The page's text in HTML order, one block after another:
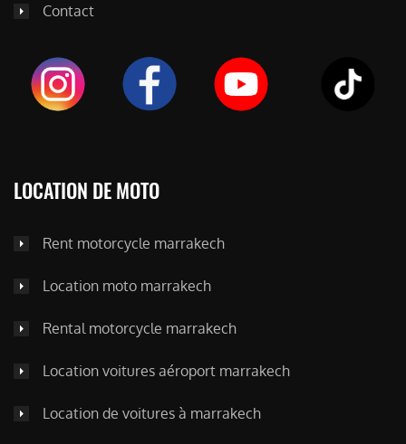
Contact
LOCATION DE MOTO
Rent motorcycle marrakech
Location moto marrakech
Rental motorcycle marrakech
Location voitures aéroport marrakech
Location de voitures à marrakech